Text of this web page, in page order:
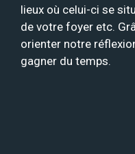
lieux où celui-ci se
de votre foyer etc.
orienter notre
gagner du temps.